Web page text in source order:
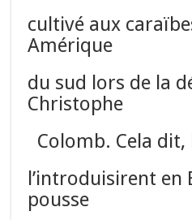
cultivé aux
Amérique
du sud lors de la
Christophe
Colomb. Cela
l’introduisirent en
pousse